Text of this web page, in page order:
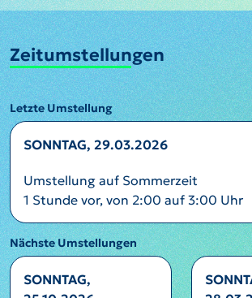
Zeitumstellungen
Letzte Umstellung
SONNTAG, 29.03.2026
Umstellung auf Sommerzeit
1 Stunde vor, von 2:00 auf 3:00 Uhr
Nächste Umstellungen
SONNTAG,